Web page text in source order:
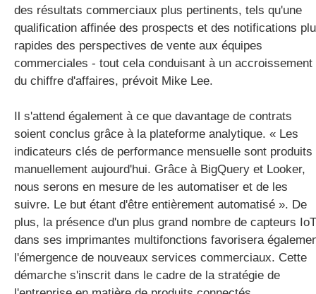
des résultats commerciaux plus pertinents, tels qu'une
qualification affinée des prospects et des notifications
rapides des perspectives de vente aux équipes
commerciales - tout cela conduisant à un accroissement
du chiffre d'affaires, prévoit Mike Lee.
Il s'attend également à ce que davantage de contrats
soient conclus grâce à la plateforme analytique. « Les
indicateurs clés de performance mensuelle sont produits
manuellement aujourd'hui. Grâce à BigQuery et Looker,
nous serons en mesure de les automatiser et de les
suivre. Le but étant d'être entièrement automatisé ». De
plus, la présence d'un plus grand nombre de capteurs IoT
dans ses imprimantes multifonctions favorisera
l'émergence de nouveaux services commerciaux. Cette
démarche s'inscrit dans le cadre de la stratégie de